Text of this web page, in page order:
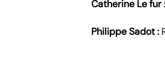
Catherine Le fur :
Philippe Sadot :